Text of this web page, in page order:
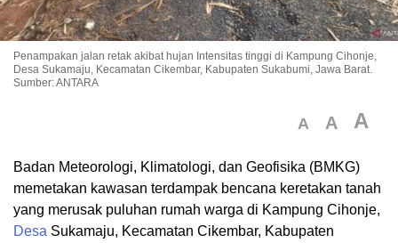
Penampakan jalan retak akibat hujan Intensitas tinggi di Kampung Cihonje,
Desa Sukamaju, Kecamatan Cikembar, Kabupaten Sukabumi, Jawa Barat.
Sumber: ANTARA
A A A
Badan Meteorologi, Klimatologi, dan Geofisika (BMKG)
memetakan kawasan terdampak bencana keretakan tanah
yang merusak puluhan rumah warga di Kampung Cihonje,
Desa Sukamaju, Kecamatan Cikembar, Kabupaten